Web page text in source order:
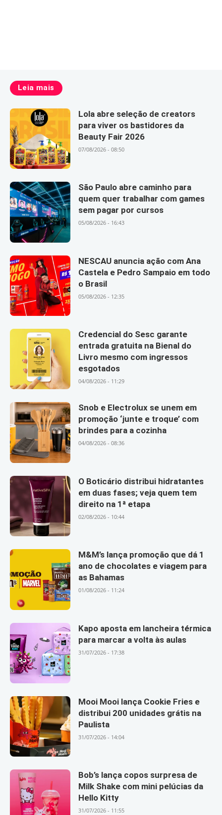
Leia mais
Lola abre seleção de creators
para viver os bastidores da
Beauty Fair 2026
07/08/2026 - 08:50
São Paulo abre caminho para
quem quer trabalhar com games
sem pagar por cursos
05/08/2026 - 16:43
NESCAU anuncia ação com Ana
Castela e Pedro Sampaio em todo
o Brasil
05/08/2026 - 12:35
Credencial do Sesc garante
entrada gratuita na Bienal do
Livro mesmo com ingressos
esgotados
04/08/2026 - 11:29
Snob e Electrolux se unem em
promoção ‘junte e troque’ com
brindes para a cozinha
04/08/2026 - 08:36
O Boticário distribui hidratantes
em duas fases; veja quem tem
direito na 1ª etapa
02/08/2026 - 10:44
M&M’s lança promoção que dá 1
ano de chocolates e viagem para
as Bahamas
01/08/2026 - 11:24
Kapo aposta em lancheira térmica
para marcar a volta às aulas
31/07/2026 - 17:38
Mooi Mooi lança Cookie Fries e
distribui 200 unidades grátis na
Paulista
31/07/2026 - 14:04
Bob’s lança copos surpresa de
Milk Shake com mini pelúcias da
Hello Kitty
31/07/2026 - 11:55